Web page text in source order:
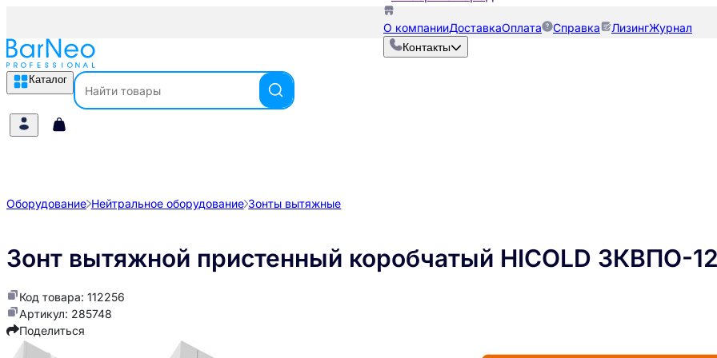
О компанииДоставкаОплата Справка ЛизингЖурнал
Контакты
Каталог
Оборудование Нейтральное оборудование Зонты вытяжные
Зонт вытяжной пристенный коробчатый HICOLD ЗКВПО-
Код товара: 112256
Артикул: 285748
Поделиться